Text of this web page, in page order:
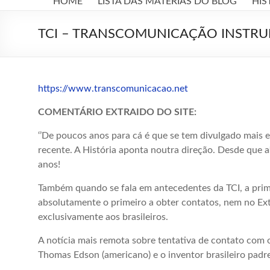
LUZ
Kardec
TCI – TRANSCOMUNICAÇÃO
https://www.transcomunicacao.net
COMENTÁRIO EXTRAIDO DO SITE:
‘’De poucos anos para cá é que se tem divulgado
recente. A História aponta noutra direção. Desde que
anos!
Também quando se fala em antecedentes da TCI, a
absolutamente o primeiro a obter contatos, nem no
exclusivamente aos brasileiros.
A notícia mais remota sobre tentativa de contato com
Thomas Edson (americano) e o inventor brasileiro